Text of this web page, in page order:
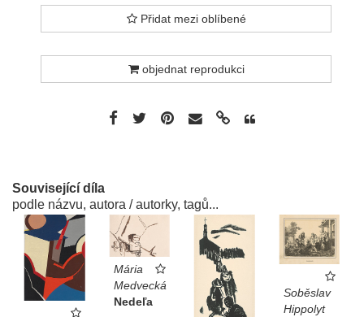
Přidat mezi oblíbené
objednat reprodukci
Související díla
podle názvu, autora / autorky, tagů...
Mária
Medvecká
Nedeľa
Soběslav
Hippolyt